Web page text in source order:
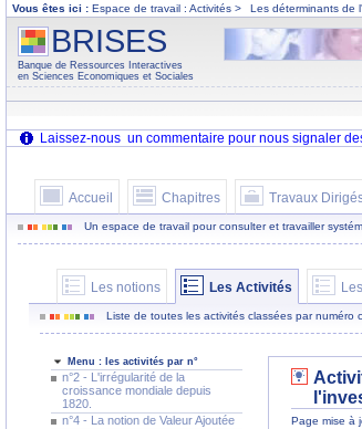
Vous êtes ici : Espace de travail : Activités > Les déterminants de
BRISES
Banque de Ressources Interactives
en Sciences Economiques et Sociales
Accueil Chapitres Travaux
Un espace de travail pour consulter et travailler
Les notions Les Activités
Liste de toutes les activités classées par numéro
Menu : les activités par n°
n°2 - L'irrégularité de la
croissance mondiale depuis
1820.
n°4 - La notion de Valeur Ajoutée
Page mise à